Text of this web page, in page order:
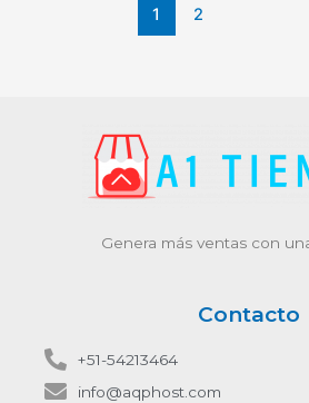
1 2
Genera más ventas con
Contacto
+51-54213464
info@aqphost.com